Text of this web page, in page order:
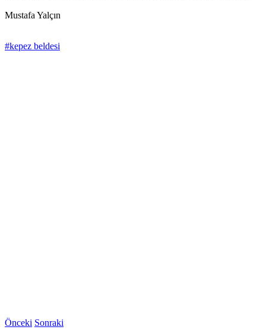
Mustafa Yalçın
#kepez beldesi
Önceki Sonraki